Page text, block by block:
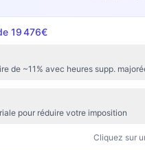
19 476€
de ~11% avec heures supp.
pour réduire votre imposition
Cliquez sur